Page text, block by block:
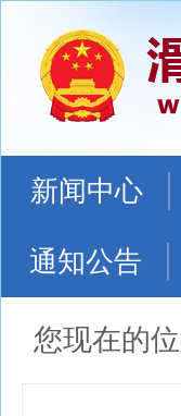
新闻中心
通知公告
您现在的位